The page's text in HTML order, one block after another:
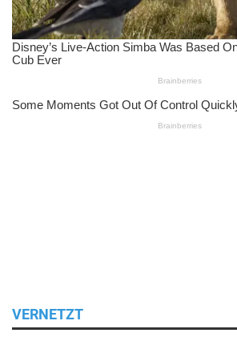
VERNETZT